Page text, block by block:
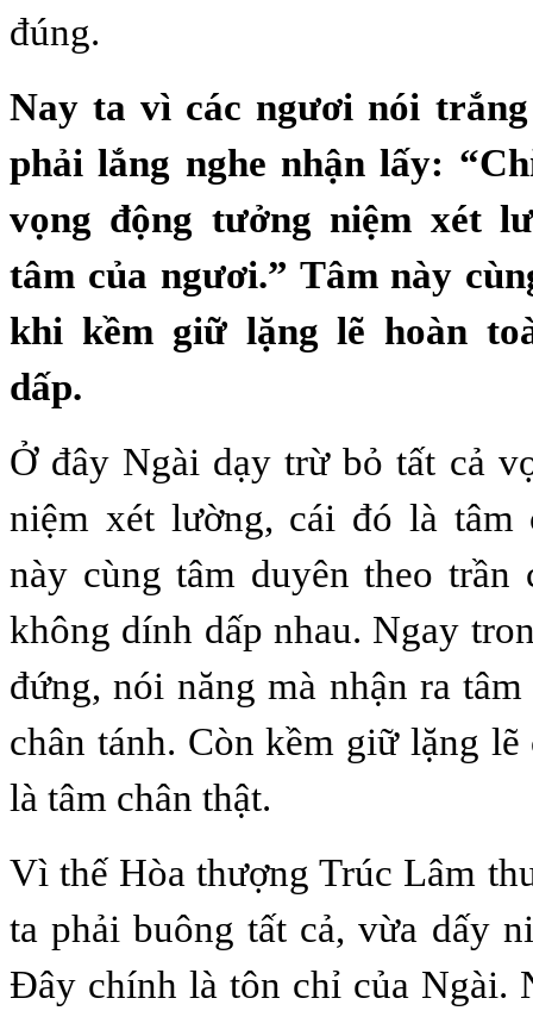
đúng.
Nay ta vì các ngươi nói
phải lắng nghe nhận lấy:
vọng động tưởng niệm xét
tâm của ngươi.” Tâm này
khi kềm giữ lặng lẽ hoàn
dấp.
Ở đây Ngài dạy trừ bỏ tất cả
niệm xét lường, cái đó là tâm
này cùng tâm duyên theo trần
không dính dấp nhau. Ngay
đứng, nói năng mà nhận ra
chân tánh. Còn kềm giữ lặng lẽ
là tâm chân thật.
Vì thế Hòa thượng Trúc Lâm
ta phải buông tất cả, vừa dấy
Đây chính là tôn chỉ của Ngài.